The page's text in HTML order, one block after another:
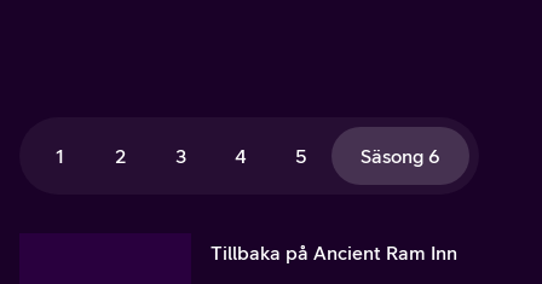
1 2 3 4 5 Säsong 6
Tillbaka på Ancient Ram Inn